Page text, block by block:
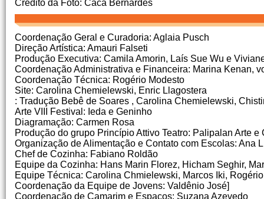
Crédito da Foto: Cacá Bernardes
Coordenação Geral e Curadoria: Aglaia Pusch
Direção Artística: Amauri Falseti
Produção Executiva: Camila Amorin, Laís Sue Wu e
Coordenação Administrativa e Financeira: Marina Kenan,
Coordenação Técnica: Rogério Modesto
Site: Carolina Chemielewski, Enric Llagostera
: Tradução Bebê de Soares , Carolina Chemielewski,
Arte VIII Festival: Ieda e Geninho
Diagramação: Carmen Rosa
Produção do grupo Princípio Attivo Teatro: Palipalan Arte e
Organização de Alimentação e Contato com Escolas: Ana
Chef de Cozinha: Fabiano Roldão
Equipe da Cozinha: Hans Marin Florez, Hicham Seghir,
Equipe Técnica: Carolina Chmielewski, Marcos Iki,
Coordenação da Equipe de Jovens: Valdênio José]
Coordenação de Camarim e Espaços: Suzana Azevedo